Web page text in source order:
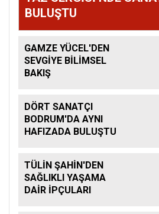
BULUŞTU
GAMZE YÜCEL'DEN
SEVGİYE BİLİMSEL
BAKIŞ
DÖRT SANATÇI
BODRUM'DA AYNI
HAFIZADA BULUŞTU
TÜLİN ŞAHİN'DEN
SAĞLIKLI YAŞAMA
DAİR İPÇULARI